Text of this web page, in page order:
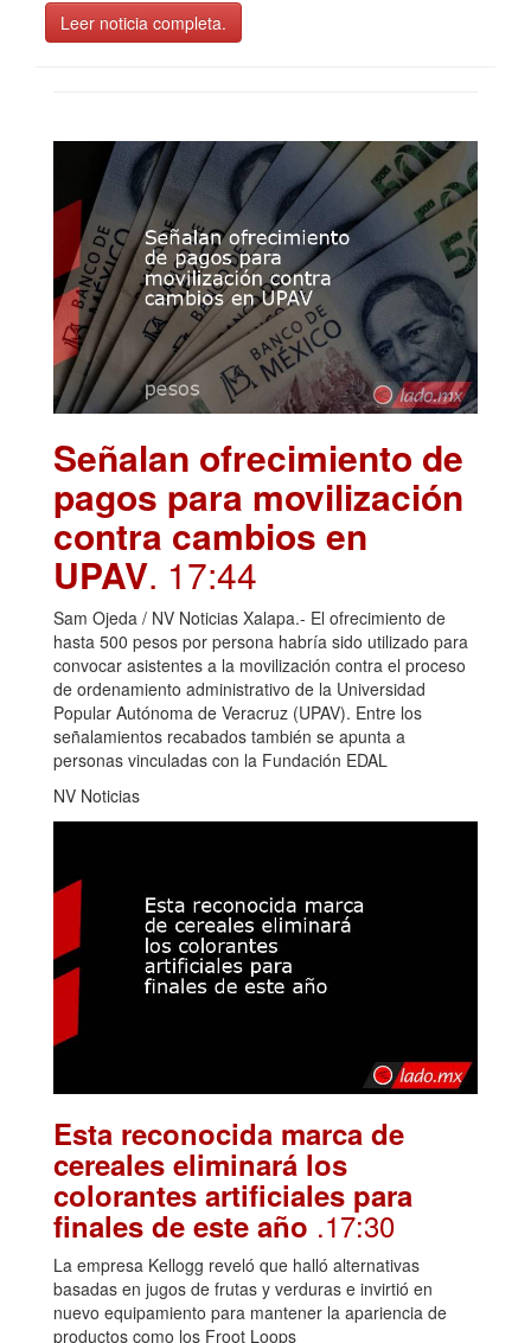
Leer noticia completa.
Señalan ofrecimiento de
pagos para movilización
contra cambios en
UPAV. 17:44
Sam Ojeda / NV Noticias Xalapa.- El ofrecimiento de
hasta 500 pesos por persona habría sido utilizado para
convocar asistentes a la movilización contra el proceso
de ordenamiento administrativo de la Universidad
Popular Autónoma de Veracruz (UPAV). Entre los
señalamientos recabados también se apunta a
personas vinculadas con la Fundación EDAL
NV Noticias
Esta reconocida marca de
cereales eliminará los
colorantes artificiales para
finales de este año .17:30
La empresa Kellogg reveló que halló alternativas
basadas en jugos de frutas y verduras e invirtió en
nuevo equipamiento para mantener la apariencia de
productos como los Froot Loops